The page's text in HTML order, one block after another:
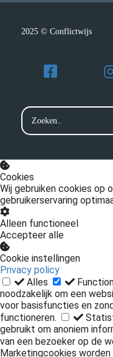
2025 © Conflictwijs
Cookies
Wij gebruiken cookies op
gebruikerservaring
Alleen functioneel
Accepteer alle
Cookie instellingen
Privacy policy
Alles
noodzakelijk om een
voor basisfuncties en
functioneren.
gebruikt om anoniem
van een bezoeker op de
Marketingcookies